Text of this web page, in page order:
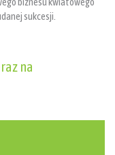
sukcesji.
na